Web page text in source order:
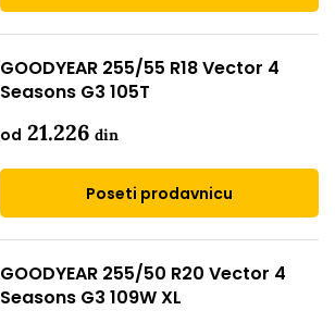
GOODYEAR 255/55 R18 Vector 4
Seasons G3 105T
od 21.226 din
Poseti prodavnicu
GOODYEAR 255/50 R20 Vector 4
Seasons G3 109W XL